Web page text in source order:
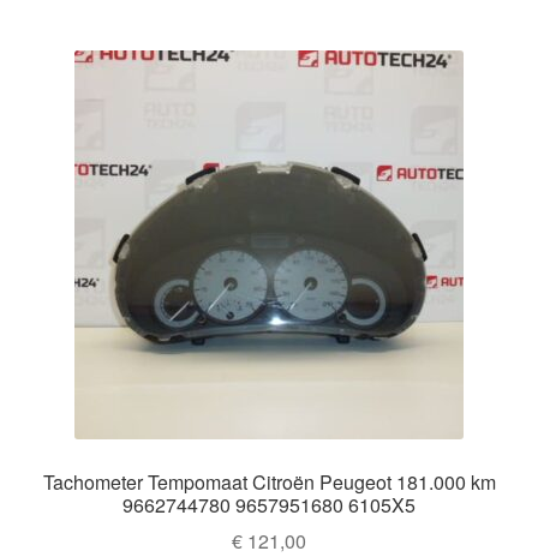
Tachometer Tempomaat Citroën Peugeot 181.000 km
9662744780 9657951680 6105X5
€ 121,00